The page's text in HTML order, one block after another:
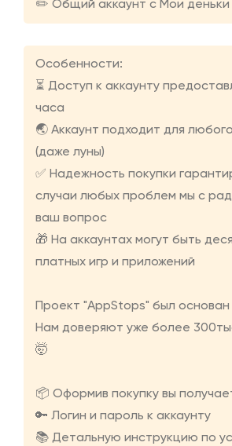
✏️ Общий аккаунт с Мои деньки
Особенности:
⏳ Доступ к аккаунту
часа
🌏 Аккаунт подходит для
(даже луны)
✅ Надежность покупки
случаи любых проблем мы с
ваш вопрос
🎁 На аккаунтах могут быть
платных игр и приложений
Проект "AppStops" был основан
Нам доверяют уже более
🤯
📦 Оформив покупку вы
🔑 Логин и пароль к аккаунту
📚 Детальную инструкцию по